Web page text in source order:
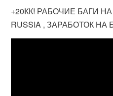
+20КК! РАБОЧИЕ БАГИ
RUSSIA , ЗАРАБОТОК